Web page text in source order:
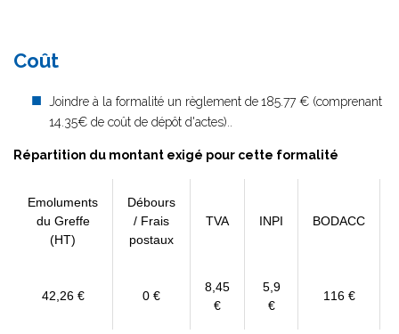
Coût
Joindre à la formalité un règlement de185.77 € (comprenant
14.35€ de coût de dépôt d'actes)..
Répartition du montant exigé pour cette formalité
Emoluments
du Greffe
(HT)
Débours
/ Frais
postaux
TVA INPI BODACC
42,26 € 0 €
8,45
€
5,9
€
116 €